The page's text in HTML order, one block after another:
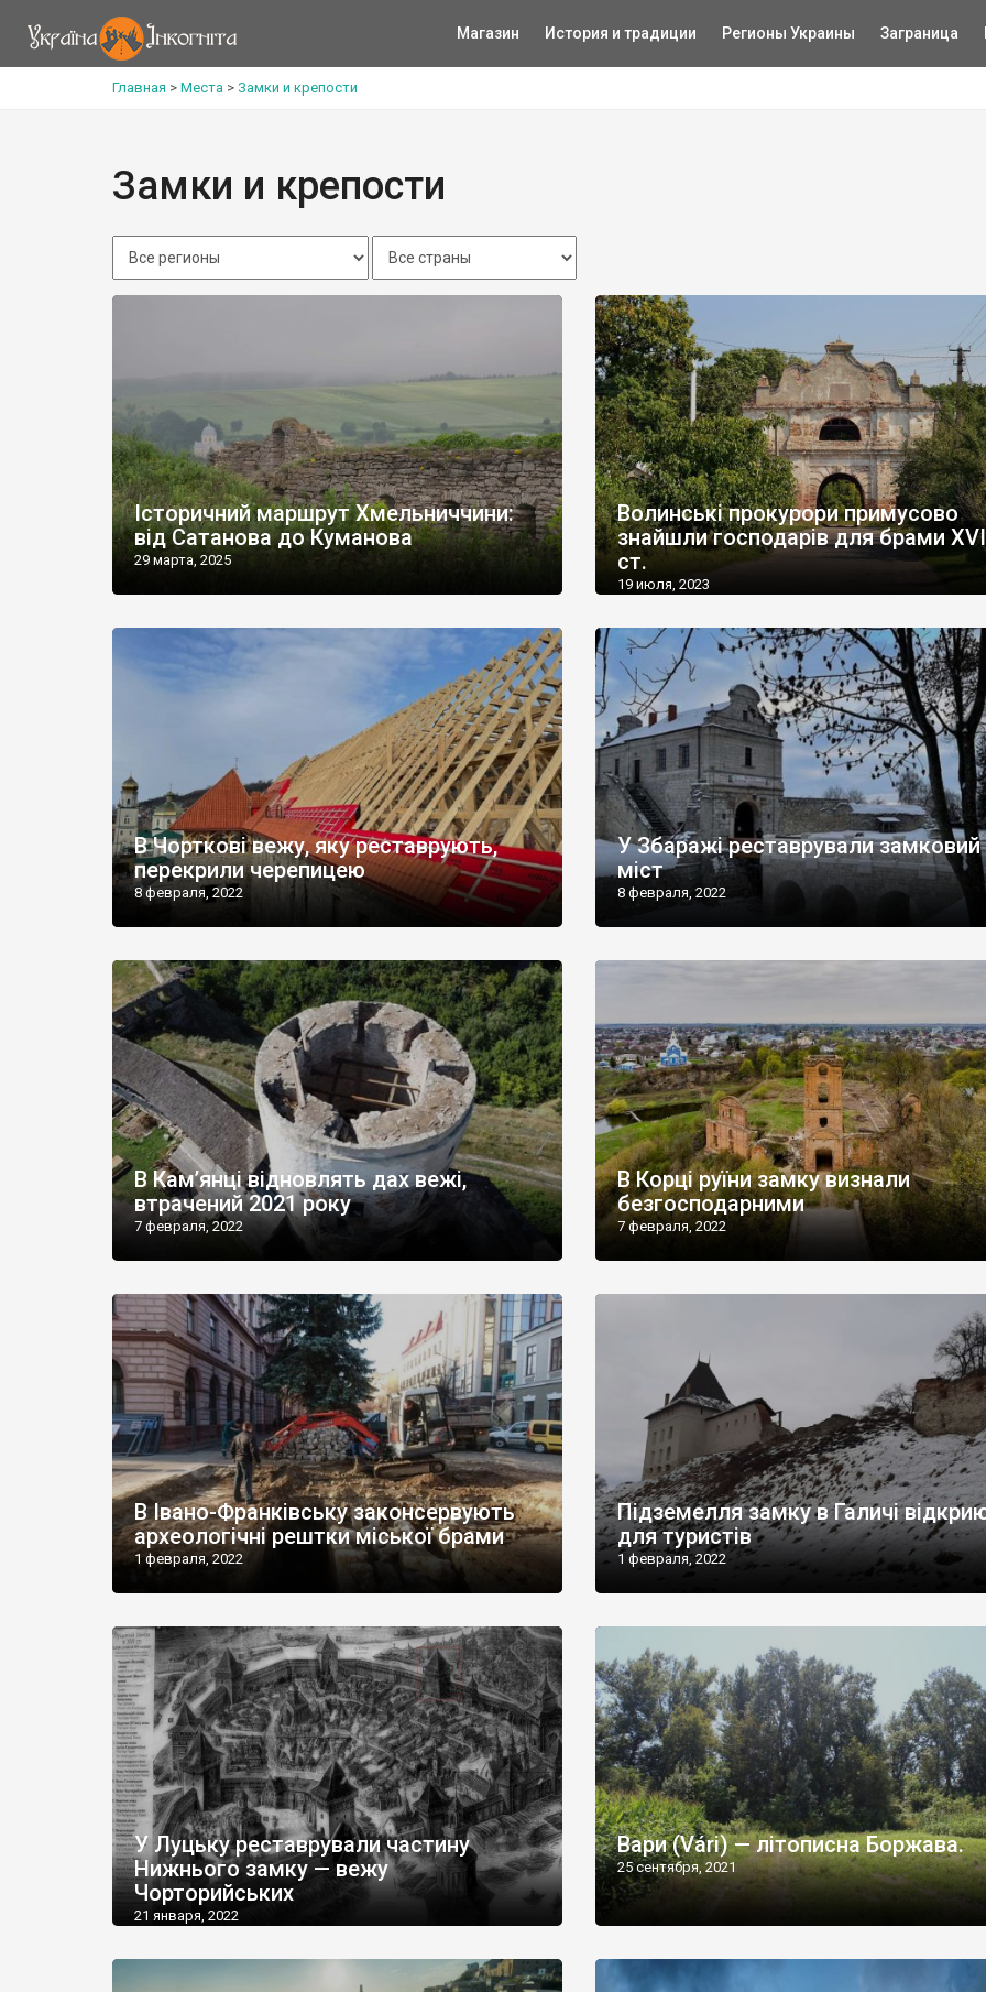
Магазин История и традиции Регионы Украины Заграница
Главная > Места > Замки и крепости
Замки и крепости
Історичний маршрут Хмельниччини:
від Сатанова до Куманова
29 марта, 2025
Волинські прокурори примусово
знайшли господарів для брами
ст.
19 июля, 2023
В Чорткові вежу, яку реставрують,
перекрили черепицею
8 февраля, 2022
У Збаражі реставрували замковий
міст
8 февраля, 2022
В Кам’янці відновлять дах вежі,
втрачений 2021 року
7 февраля, 2022
В Корці руїни замку визнали
безгосподарними
7 февраля, 2022
В Івано-Франківську законсервують
археологічні рештки міської брами
1 февраля, 2022
Підземелля замку в Галичі
для туристів
1 февраля, 2022
У Луцьку реставрували частину
Нижнього замку — вежу
Чорторийських
21 января, 2022
Вари (Várі) — літописна Боржава.
25 сентября, 2021